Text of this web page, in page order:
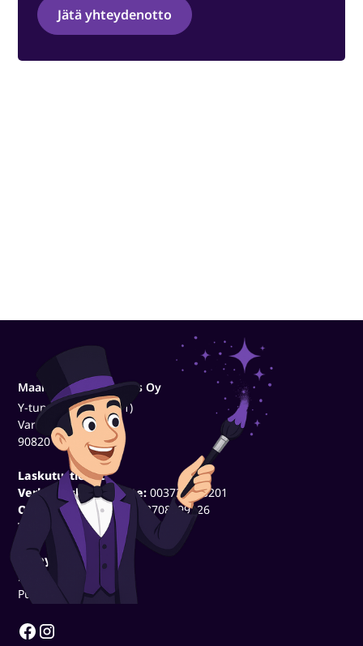
Maalausliike Taikomus Oy
Y-tunnus (3500320-1)
Varsikuja 7
90820 Oulu
Laskutustiedot:
Verkkolaskutusosoite:003735003201
Operaattoritunnus: 003708599126
Välittäjä:
OpenText
Yhteystiedot:
myynti@taikomus.fi
Puh. 040 1569809